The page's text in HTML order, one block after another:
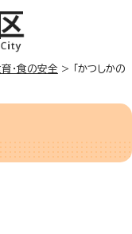
・食の安全 > 「かつしかの